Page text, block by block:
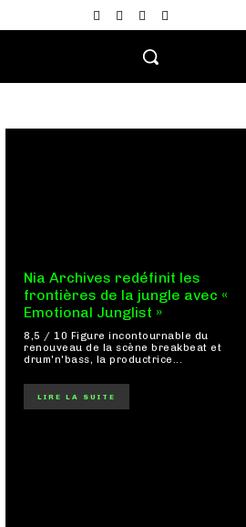
Nia Archives redéfinit les
frontières de la jungle avec «
Emotional Junglist »
8,5 / 10 Figure incontournable du
renouveau de la scène breakbeat et
drum'n'bass, la productrice...
LIRE LA SUITE